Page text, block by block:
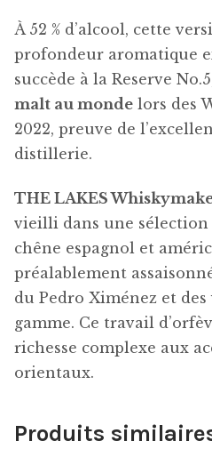
À 52 % d’alcool, cette
profondeur aromatique
succède à la Reserve
malt au monde lors des
2022, preuve de
distillerie.
THE LAKES
vieilli dans une
chêne espagnol et
préalablement
du Pedro Ximénez et
gamme. Ce travail
richesse complexe aux
orientaux.
Produits